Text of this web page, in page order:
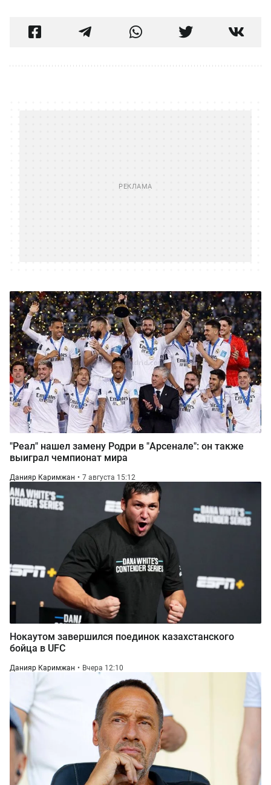
"Реал" нашел замену Родри в "Арсенале": он также
выиграл чемпионат мира
Данияр Каримжан 7 августа 15:12
Нокаутом завершился поединок казахстанского
бойца в UFC
Данияр Каримжан Вчера 12:10